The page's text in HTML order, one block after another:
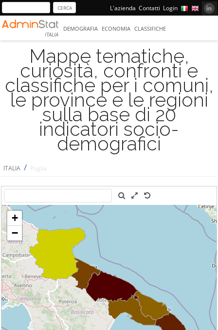
L'azienda Contatti Login
ITALIA
DEMOGRAFIA ECONOMIA CLASSIFICHE
Mappe tematiche,
curiosità, confronti e
classifiche per i comuni,
le province e le regioni
sulla base di 20
indicatori socio-
demografici
ITALIA / Puglia